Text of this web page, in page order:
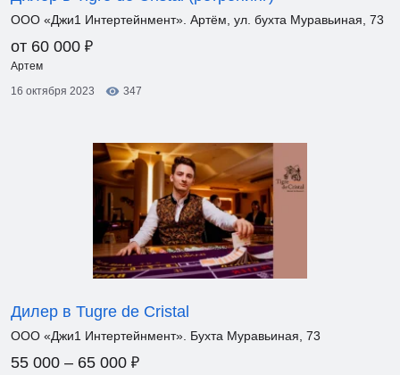
ООО «Джи1 Интертейнмент». Артём, ул. бухта Муравьиная, 73
от 60 000 ₽
Артем
16 октября 2023
347
Дилер в Tugre de Cristal
ООО «Джи1 Интертейнмент». Бухта Муравьиная, 73
55 000 – 65 000 ₽